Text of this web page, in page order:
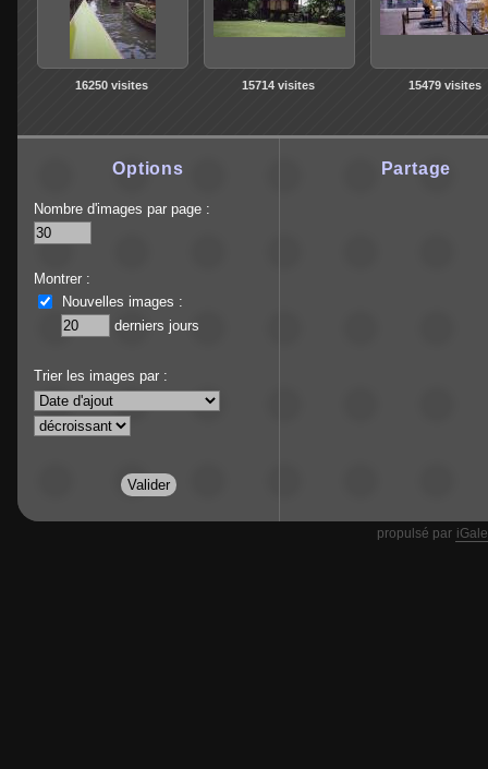
16250 visites 15714 visites 15479 visites
Options
Nombre d'images par page :
Montrer :
Nouvelles images :
derniers jours
Trier les images par :
Partage
propulsé par